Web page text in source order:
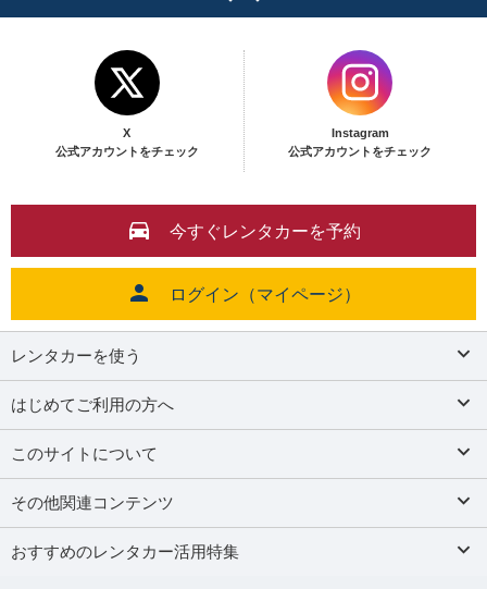
X
公式アカウントをチェック
Instagram
公式アカウントをチェック
今すぐレンタカーを予約
ログイン（マイページ）
レンタカーを使う
はじめてご利用の方へ
このサイトについて
その他関連コンテンツ
おすすめのレンタカー活用特集